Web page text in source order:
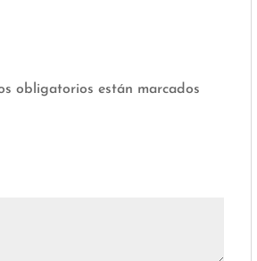
obligatorios están marcados